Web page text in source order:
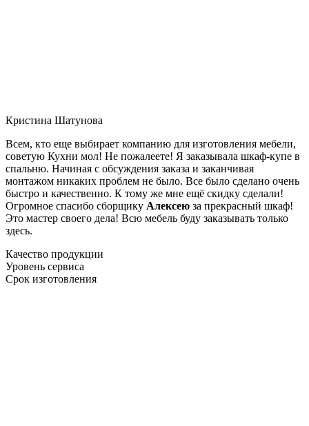
Кристина Шатунова
Всем, кто еще выбирает компанию для изготовления мебели,
советую Кухни мол! Не пожалеете! Я заказывала шкаф-купе в
спальню. Начиная с обсуждения заказа и заканчивая
монтажом никаких проблем не было. Все было сделано очень
быстро и качественно. К тому же мне ещё скидку сделали!
Огромное спасибо сборщику Алексею за прекрасный шкаф!
Это мастер своего дела! Всю мебель буду заказывать только
здесь.
Качество продукции
Уровень сервиса
Срок изготовления